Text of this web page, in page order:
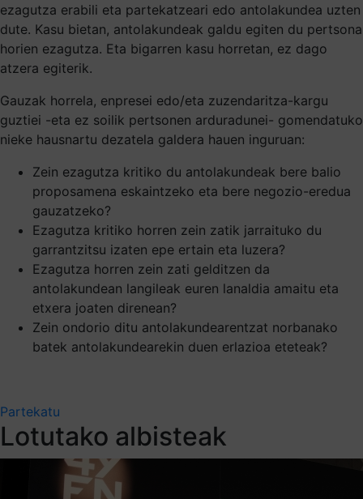
ezagutza erabili eta partekatzeari edo antolakundea uzten
dute. Kasu bietan, antolakundeak galdu egiten du pertsona
horien ezagutza. Eta bigarren kasu horretan, ez dago
atzera egiterik.
Gauzak horrela, enpresei edo/eta zuzendaritza-kargu
guztiei -eta ez soilik pertsonen arduradunei- gomendatuko
nieke hausnartu dezatela galdera hauen inguruan:
Zein ezagutza kritiko du antolakundeak bere balio
proposamena eskaintzeko eta bere negozio-eredua
gauzatzeko?
Ezagutza kritiko horren zein zatik jarraituko du
garrantzitsu izaten epe ertain eta luzera?
Ezagutza horren zein zati gelditzen da
antolakundean langileak euren lanaldia amaitu eta
etxera joaten direnean?
Zein ondorio ditu antolakundearentzat norbanako
batek antolakundearekin duen erlazioa eteteak?
Partekatu
Lotutako albisteak